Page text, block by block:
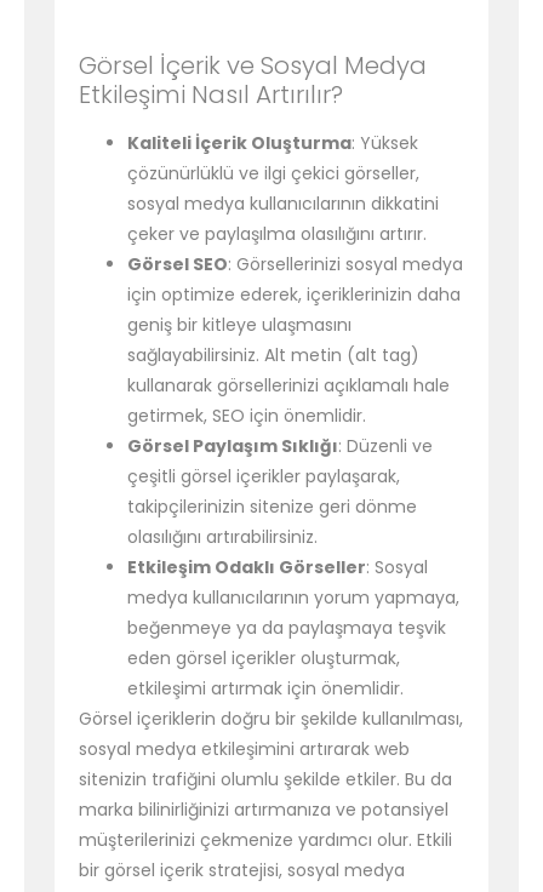
Görsel İçerik ve Sosyal Medya
Etkileşimi Nasıl Artırılır?
Kaliteli İçerik Oluşturma: Yüksek
çözünürlüklü ve ilgi çekici görseller,
sosyal medya kullanıcılarının dikkatini
çeker ve paylaşılma olasılığını artırır.
Görsel SEO: Görsellerinizi sosyal medya
için optimize ederek, içeriklerinizin daha
geniş bir kitleye ulaşmasını
sağlayabilirsiniz. Alt metin (alt tag)
kullanarak görsellerinizi açıklamalı hale
getirmek, SEO için önemlidir.
Görsel Paylaşım Sıklığı: Düzenli ve
çeşitli görsel içerikler paylaşarak,
takipçilerinizin sitenize geri dönme
olasılığını artırabilirsiniz.
Etkileşim Odaklı Görseller: Sosyal
medya kullanıcılarının yorum yapmaya,
beğenmeye ya da paylaşmaya teşvik
eden görsel içerikler oluşturmak,
etkileşimi artırmak için önemlidir.
Görsel içeriklerin doğru bir şekilde kullanılması,
sosyal medya etkileşimini artırarak web
sitenizin trafiğini olumlu şekilde etkiler. Bu da
marka bilinirliğinizi artırmanıza ve potansiyel
müşterilerinizi çekmenize yardımcı olur. Etkili
bir görsel içerik stratejisi, sosyal medya